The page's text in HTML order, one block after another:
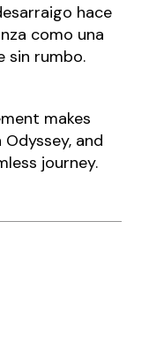
hace
como una
sin rumbo.
makes
and
journey.